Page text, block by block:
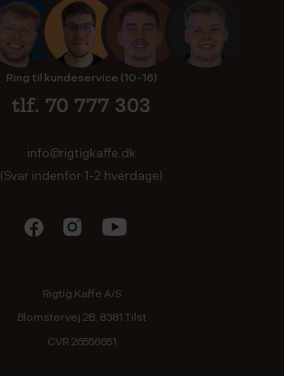
Ring til kundeservice (10-16)
tlf. 70 777 303
info@rigtigkaffe.dk
(Svar indenfor 1-2 hverdage)
Rigtig Kaffe A/S
Blomstervej 2B, 8381 Tilst
CVR 26556651